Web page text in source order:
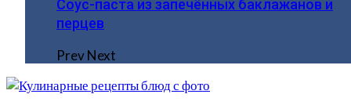
Соус-паста из запечённых баклажанов и
перцев
PrevNext